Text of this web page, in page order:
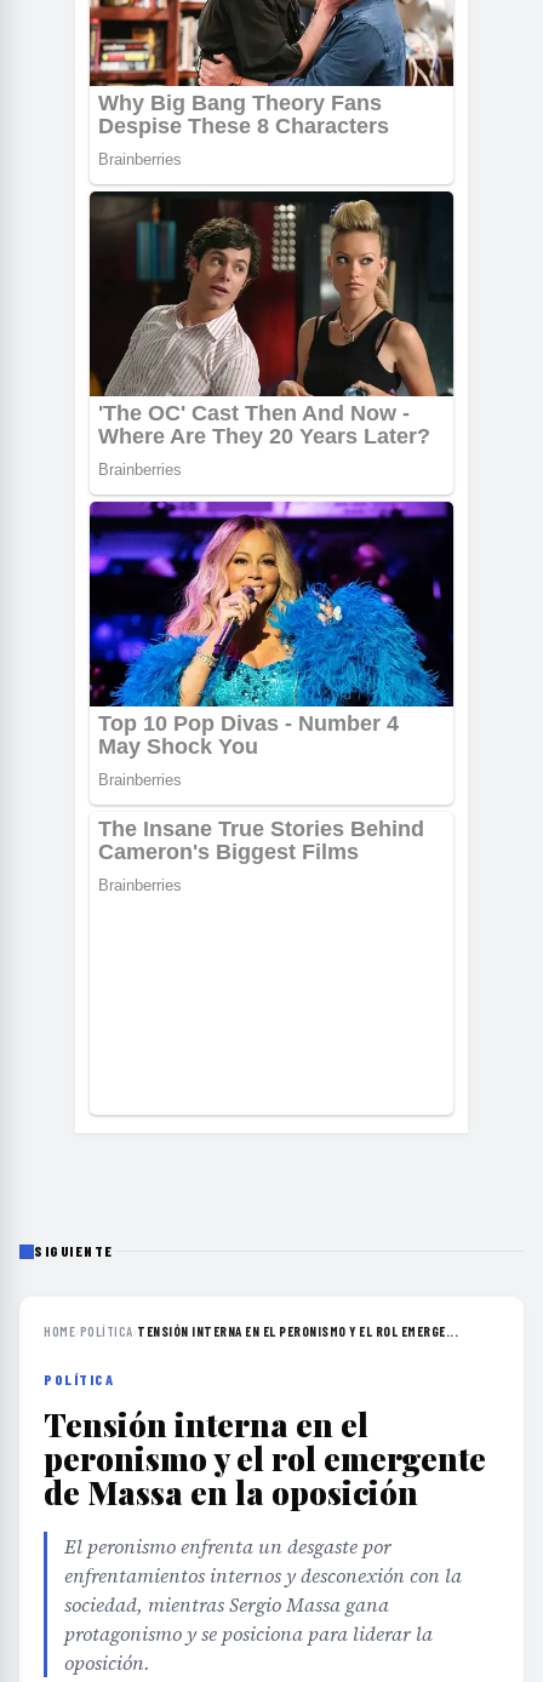
SIGUIENTE
HOME›POLÍTICA›TENSIÓN INTERNA EN EL PERONISMO Y EL ROL EMERGE...
POLÍTICA
Tensión interna en el
peronismo y el rol emergente
de Massa en la oposición
El peronismo enfrenta un desgaste por
enfrentamientos internos y desconexión con la
sociedad, mientras Sergio Massa gana
protagonismo y se posiciona para liderar la
oposición.